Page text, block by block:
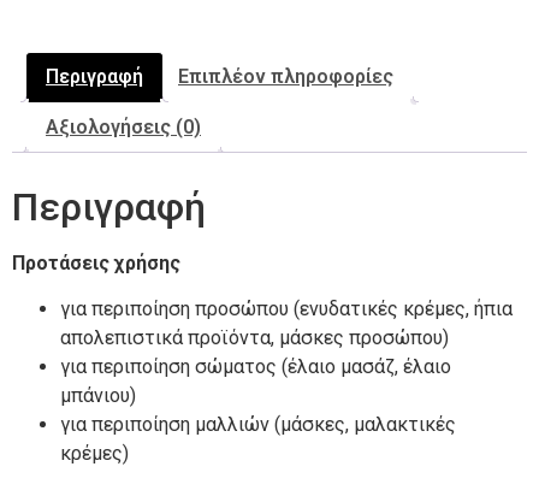
Περιγραφή Επιπλέον πληροφορίες
Αξιολογήσεις (0)
Περιγραφή
Προτάσεις χρήσης
για περιποίηση προσώπου (ενυδατικές κρέμες, ήπια
απολεπιστικά προϊόντα, μάσκες προσώπου)
για περιποίηση σώματος (έλαιο μασάζ, έλαιο
μπάνιου)
για περιποίηση μαλλιών (μάσκες, μαλακτικές
κρέμες)